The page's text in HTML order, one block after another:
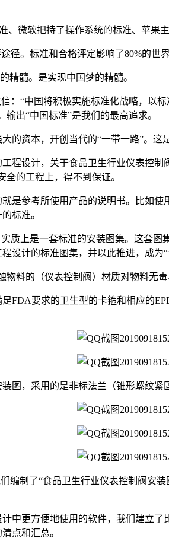
微软把持了操作系统的标准、苹果
径。标准和合格评定影响了80%的世界
精髓。是实现中国梦的精髓。
：“中国将积极实施标准化战略，
出“中国标准”是我们的最高追求。
的资本，开创当代的“一带一路”。这
程设计，关于食品卫生行业仪表控
的工程上，得不到保证。
是参考所使用产品的说明书。比如
标准。
质上是一套标准的安装图集。这套
设计的标准图集，并以此推进，成为
物料的（仪表控制阀）材质对物料无
FDA要求的卫生型的卡箍和相应的
图，采用的是非标法兰（锥形螺纹
编制了“食品卫生行业仪表控制阀安
中更方便地使用的软件，我们建立
点和汇总。